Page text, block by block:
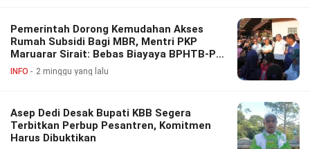
Pemerintah Dorong Kemudahan Akses
Rumah Subsidi Bagi MBR, Mentri PKP
Maruarar Sirait: Bebas Biayaya BPHTB-PBG
Hingga Pemangkasan Bunga Kredit
INFO 2 minggu yang lalu
Asep Dedi Desak Bupati KBB Segera
Terbitkan Perbup Pesantren, Komitmen
Harus Dibuktikan